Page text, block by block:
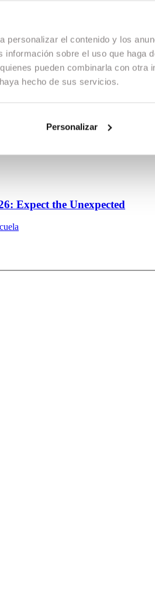
personalizar el contenido y los
sobre el uso que haga
pueden combinarla con otra
hecho de sus servicios.
Personalizar
Expect the Unexpected